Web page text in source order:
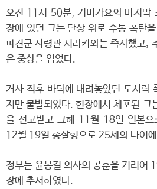
오전 11시 50분, 기미가요의 마지막
장에 있던 그는 단상 위로 수통 폭탄
파견군 사령관 시라카와는 즉사했고,
은 중상을 입었다.
거사 직후 바닥에 내려놓았던 도시락
지만 불발되었다. 현장에서 체포된 그
을 선고받고 그해 11월 18일 일본으
12월 19일 총살형으로 25세의 나이
정부는 윤봉길 의사의 공훈을 기리어
장에 추서하였다.